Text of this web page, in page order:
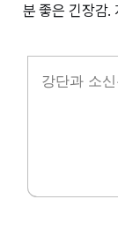
분 좋은 긴장감.